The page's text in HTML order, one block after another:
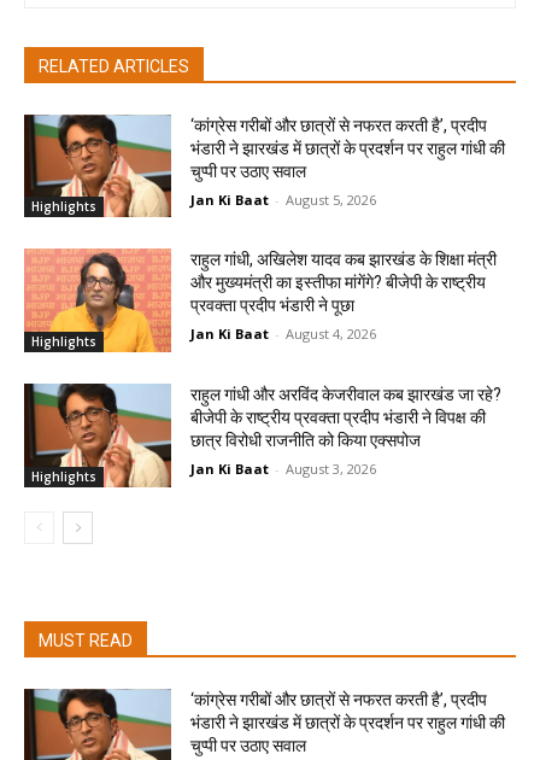
RELATED ARTICLES
Highlights
‘कांग्रेस गरीबों और छात्रों से नफरत करती है’, प्रदीप
भंडारी ने झारखंड में छात्रों के प्रदर्शन पर राहुल गांधी की
चुप्पी पर उठाए सवाल
Jan Ki Baat - August 5, 2026
Highlights
राहुल गांधी, अखिलेश यादव कब झारखंड के शिक्षा मंत्री
और मुख्यमंत्री का इस्तीफा मांगेंगे? बीजेपी के राष्ट्रीय
प्रवक्ता प्रदीप भंडारी ने पूछा
Jan Ki Baat - August 4, 2026
Highlights
राहुल गांधी और अरविंद केजरीवाल कब झारखंड जा रहे?
बीजेपी के राष्ट्रीय प्रवक्ता प्रदीप भंडारी ने विपक्ष की
छात्र विरोधी राजनीति को किया एक्सपोज
Jan Ki Baat - August 3, 2026
MUST READ
‘कांग्रेस गरीबों और छात्रों से नफरत करती है’, प्रदीप
भंडारी ने झारखंड में छात्रों के प्रदर्शन पर राहुल गांधी की
चुप्पी पर उठाए सवाल